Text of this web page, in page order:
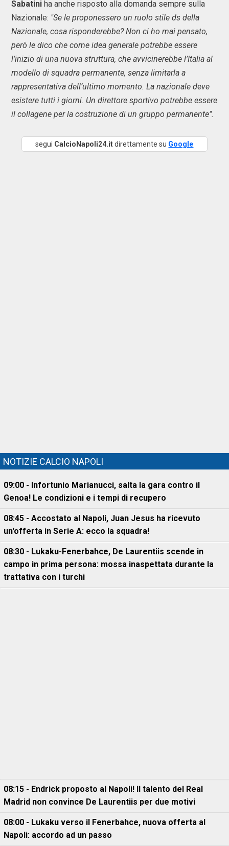
Sabatini ha anche risposto alla domanda sempre sulla
Nazionale: "Se le proponessero un ruolo stile ds della
Nazionale, cosa risponderebbe? Non ci ho mai pensato,
però le dico che come idea generale potrebbe essere
l’inizio di una nuova struttura, che avvicinerebbe l’Italia al
modello di squadra permanente, senza limitarla a
rappresentativa dell’ultimo momento. La nazionale deve
esistere tutti i giorni. Un direttore sportivo potrebbe essere
il collagene per la costruzione di un gruppo permanente".
segui CalcioNapoli24.itdirettamente su Google
NOTIZIE CALCIO NAPOLI
09:00 - Infortunio Marianucci, salta la gara contro il
Genoa! Le condizioni e i tempi di recupero
08:45 - Accostato al Napoli, Juan Jesus ha ricevuto
un'offerta in Serie A: ecco la squadra!
08:30 - Lukaku-Fenerbahce, De Laurentiis scende in
campo in prima persona: mossa inaspettata durante la
trattativa con i turchi
08:15 - Endrick proposto al Napoli! Il talento del Real
Madrid non convince De Laurentiis per due motivi
08:00 - Lukaku verso il Fenerbahce, nuova offerta al
Napoli: accordo ad un passo